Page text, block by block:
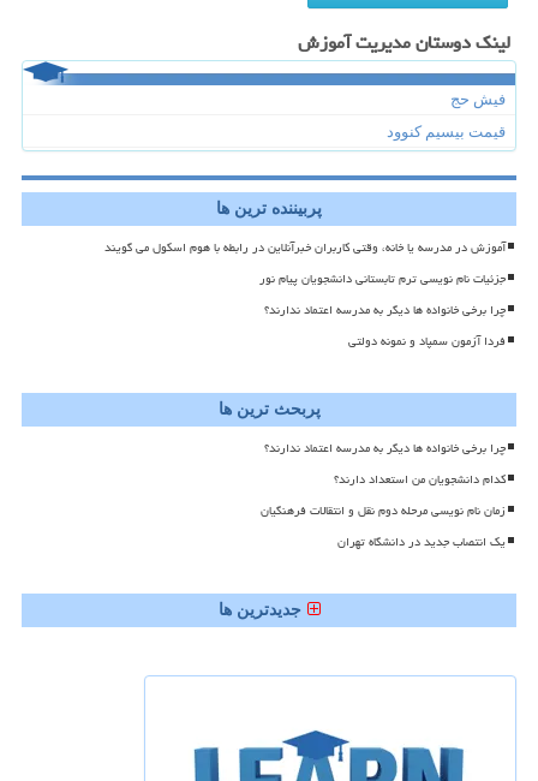
لینک دوستان مدیریت آموزش
فیش حج
قیمت بیسیم کنوود
پربیننده ترین ها
آموزش در مدرسه یا خانه، وقتی کاربران خبرآنلاین در رابطه با هوم اسکول می گویند
جزئیات نام نویسی ترم تابستانی دانشجویان پیام نور
چرا برخی خانواده ها دیگر به مدرسه اعتماد ندارند؟
فردا آزمون سمپاد و نمونه دولتی
پربحث ترین ها
چرا برخی خانواده ها دیگر به مدرسه اعتماد ندارند؟
کدام دانشجویان من استعداد دارند؟
زمان نام نویسی مرحله دوم نقل و انتقالات فرهنگیان
یک انتصاب جدید در دانشگاه تهران
جدیدترین ها